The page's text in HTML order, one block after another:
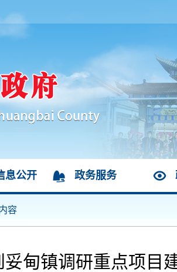
息公开 政务服务
容
妥甸镇调研重点项目